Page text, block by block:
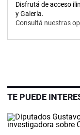
Disfrutá de acceso
y Galería.
Consultá nuestras
TE PUEDE